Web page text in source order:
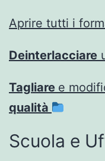
Aprire tutti i
Deinterlacciare
Tagliare e
qualità
Scuola e